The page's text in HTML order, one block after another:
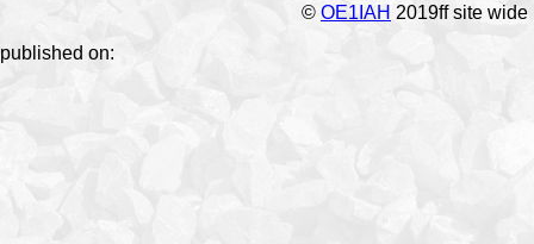
© OE1IAH 2019ff site
published on: